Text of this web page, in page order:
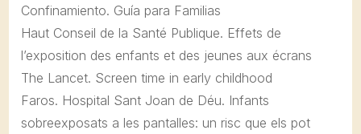
Confinamiento. Guía para Familias
Haut Conseil de la Santé Publique. Effets de
l’exposition des enfants et des jeunes aux écrans
The Lancet. Screen time in early childhood
Faros. Hospital Sant Joan de Déu. Infants
sobreexposats a les pantalles: un risc que els pot